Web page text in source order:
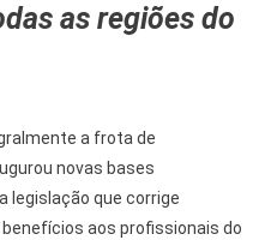
as regiões do
a frota de
novas bases
legislação que corrige
aos profissionais do